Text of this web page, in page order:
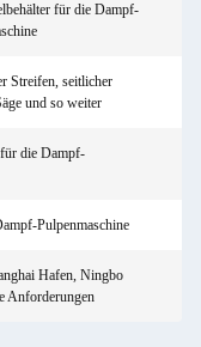
für die Dampf-
Streifen, seitlicher
und so weiter
die Dampf-
Pulpenmaschine
Hafen, Ningbo
Anforderungen